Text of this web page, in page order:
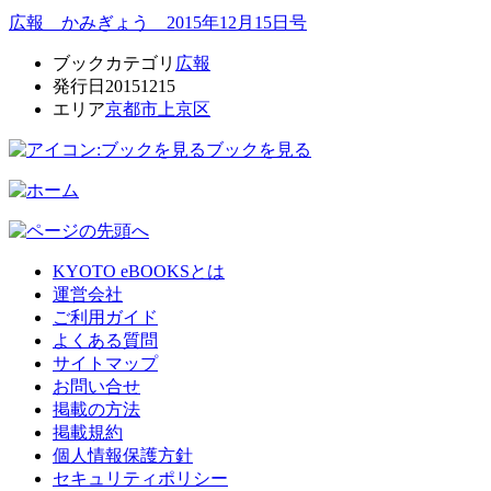
広報 かみぎょう 2015年12月15日号
ブックカテゴリ 広報
発行日 20151215
エリア京都市上京区
ブックを見る
KYOTO eBOOKSとは
運営会社
ご利用ガイド
よくある質問
サイトマップ
お問い合せ
掲載の方法
掲載規約
個人情報保護方針
セキュリティポリシー